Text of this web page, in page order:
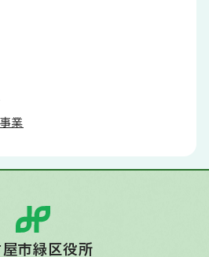
業
市緑区役所